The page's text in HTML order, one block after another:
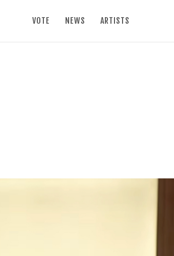
VOTE NEWS ARTISTS